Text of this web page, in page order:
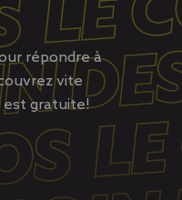
répondre à
vite
est gratuite!